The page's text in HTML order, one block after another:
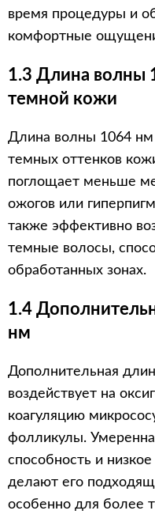
время процедуры и
комфортные
1.3 Длина волны
темной кожи
Длина волны 1064 нм
темных оттенков
поглощает меньше
ожогов или
также эффективно
темные волосы,
обработанных зонах.
1.4
нм
Дополнительная
воздействует на
коагуляцию
фолликулы.
способность и
делают его
особенно для более